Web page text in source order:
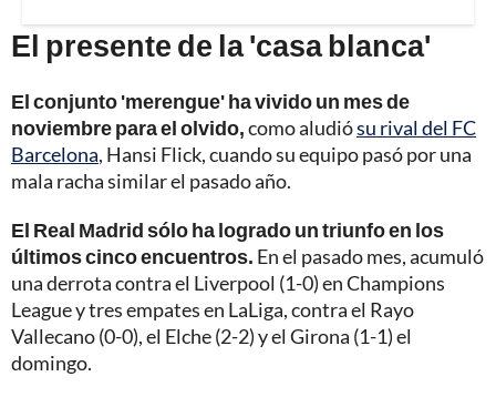
El presente de la 'casa blanca'
El conjunto 'merengue' ha vivido un mes de
noviembre para el olvido,como aludiósu rival del FC
Barcelona, Hansi Flick, cuando su equipo pasó por una
mala racha similar el pasado año.
El Real Madrid sólo ha logrado un triunfo en los
últimos cinco encuentros. En el pasado mes, acumuló
una derrota contra el Liverpool (1-0) en Champions
League y tres empates en LaLiga, contra el Rayo
Vallecano (0-0), el Elche (2-2) y el Girona (1-1) el
domingo.